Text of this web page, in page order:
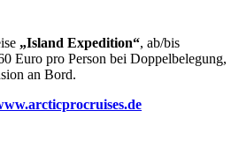
„Island Expedition“, ab/bis
Euro pro Person bei Doppelbelegung,
an Bord.